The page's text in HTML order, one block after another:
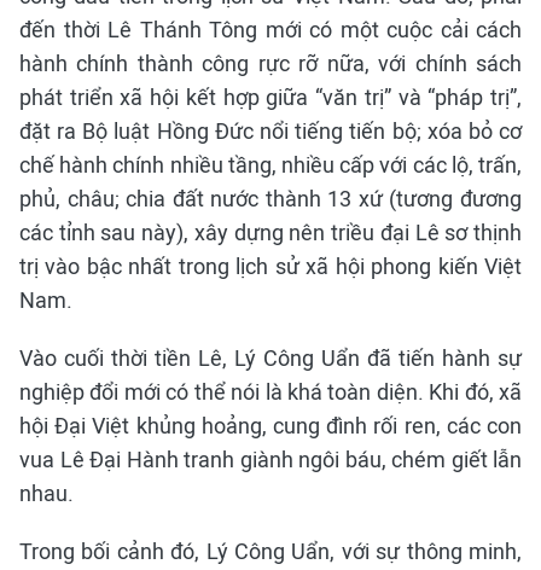
đến thời Lê Thánh Tông mới có một cuộc cải cách
hành chính thành công rực rỡ nữa, với chính sách
phát triển xã hội kết hợp giữa “văn trị” và “pháp trị”,
đặt ra Bộ luật Hồng Đức nổi tiếng tiến bộ; xóa bỏ cơ
chế hành chính nhiều tầng, nhiều cấp với các lộ, trấn,
phủ, châu; chia đất nước thành 13 xứ (tương đương
các tỉnh sau này), xây dựng nên triều đại Lê sơ thịnh
trị vào bậc nhất trong lịch sử xã hội phong kiến Việt
Nam.
Vào cuối thời tiền Lê, Lý Công Uẩn đã tiến hành sự
nghiệp đổi mới có thể nói là khá toàn diện. Khi đó, xã
hội Đại Việt khủng hoảng, cung đình rối ren, các con
vua Lê Đại Hành tranh giành ngôi báu, chém giết lẫn
nhau.
Trong bối cảnh đó, Lý Công Uẩn, với sự thông minh,